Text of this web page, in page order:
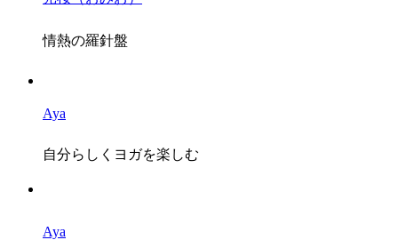
情熱の羅針盤
Aya
自分らしくヨガを楽しむ
Aya